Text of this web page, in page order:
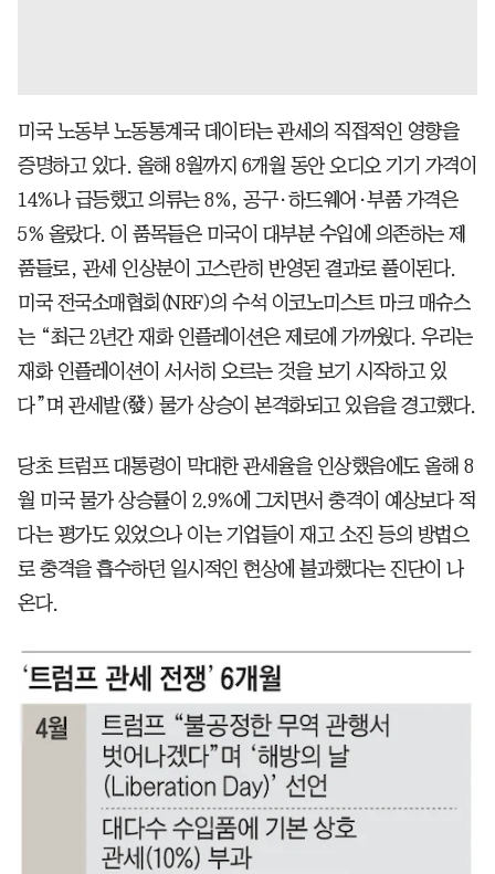
미국 노동부 노동통계국 데이터는 관세의 직접적인 영향을
증명하고 있다. 올해 8월까지 6개월 동안 오디오 기기 가격이
14%나 급등했고 의류는 8%, 공구·하드웨어·부품 가격은
5% 올랐다. 이 품목들은 미국이 대부분 수입에 의존하는 제
품들로, 관세 인상분이 고스란히 반영된 결과로 풀이된다.
미국 전국소매협회(NRF)의 수석 이코노미스트 마크 매슈스
는 “최근 2년간 재화 인플레이션은 제로에 가까웠다. 우리는
재화 인플레이션이 서서히 오르는 것을 보기 시작하고 있
다”며 관세발(發) 물가 상승이 본격화되고 있음을 경고했다.
당초 트럼프 대통령이 막대한 관세율을 인상했음에도 올해 8
월 미국 물가 상승률이 2.9%에 그치면서 충격이 예상보다 적
다는 평가도 있었으나 이는 기업들이 재고 소진 등의 방법으
로 충격을 흡수하던 일시적인 현상에 불과했다는 진단이 나
온다.